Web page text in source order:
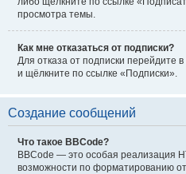
просмотра темы.
Как мне отказаться от подписки?
Для отказа от подписки перейдите
и щёлкните по ссылке «Подписки».
Создание сообщений
Что такое BBCode?
BBCode — это особая реализация
возможности по форматированию